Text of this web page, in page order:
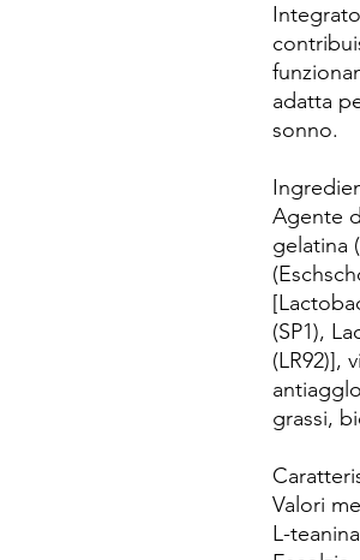
adatta
sonno.
Agente
gelatina
(SP1),
(LR92)],
grassi,
Valori
L-teanina